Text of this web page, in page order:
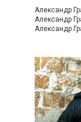
Александр
Александр
Александр